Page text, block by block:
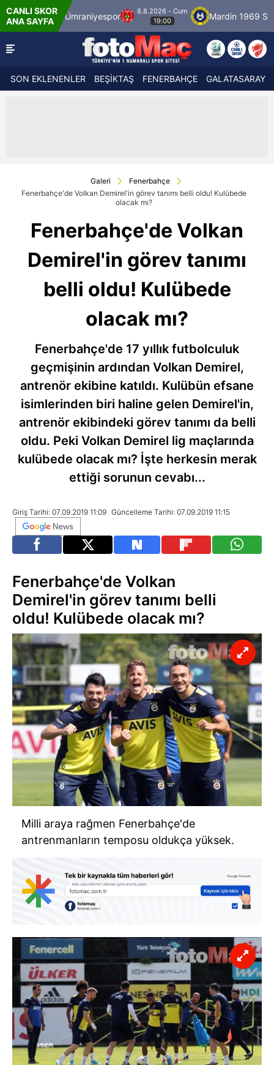
CANLI SKOR
ANA SAYFA
Ümraniyespor
8.8.2026 - Cum
19:00
Mardin 1969 Spor
SON EKLENENLER BEŞİKTAŞ FENERBAHÇE GALATASARAY
Galeri
Fenerbahçe
Fenerbahçe'de Volkan Demirel'in görev tanımı belli oldu! Kulübede
olacak mı?
Fenerbahçe'de Volkan
Demirel'in görev tanımı
belli oldu! Kulübede
olacak mı?
Fenerbahçe'de 17 yıllık futbolculuk
geçmişinin ardından Volkan Demirel,
antrenör ekibine katıldı. Kulübün efsane
isimlerinden biri haline gelen Demirel'in,
antrenör ekibindeki görev tanımı da belli
oldu. Peki Volkan Demirel lig maçlarında
kulübede olacak mı? İşte herkesin merak
ettiği sorunun cevabı...
Giriş Tarihi: 07.09.2019 11:09 Güncelleme Tarihi: 07.09.2019 11:15
Fenerbahçe'de Volkan
Demirel'in görev tanımı belli
oldu! Kulübede olacak mı?
Milli araya rağmen Fenerbahçe'de
antrenmanların temposu oldukça yüksek.